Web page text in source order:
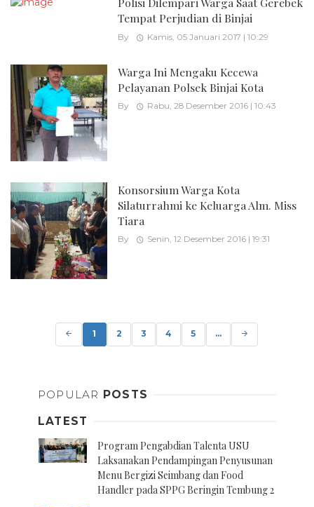
Tempat Perjudian di Binjai
By Kamis, 05 Januari 2017 | 10:29
Warga Ini Mengaku Kecewa
Pelayanan Polsek Binjai Kota
By Rabu, 28 Desember 2016 | 10:43
Konsorsium Warga Kota
Silaturrahmi ke Keluarga Alm. Miss
Tiara
By Senin, 12 Desember 2016 | 19:31
navigation
1 2 3 4 5 ...
POPULAR POSTS
LATEST
Program Pengabdian Talenta USU
Laksanakan Pendampingan Penyusunan
Menu Bergizi Seimbang dan Food
Handler pada SPPG Beringin Tembung 2